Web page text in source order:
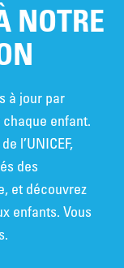
NOTRE
à jour par
chaque enfant.
l’UNICEF,
des
et découvrez
enfants. Vous